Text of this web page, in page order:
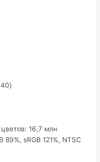
16,7 млн
sRGB 121%, NTSC